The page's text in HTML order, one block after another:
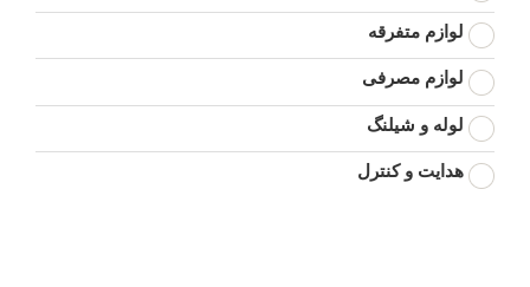
لوازم متفرقه
لوازم مصرفی
لوله و شیلنگ
هدایت و کنترل